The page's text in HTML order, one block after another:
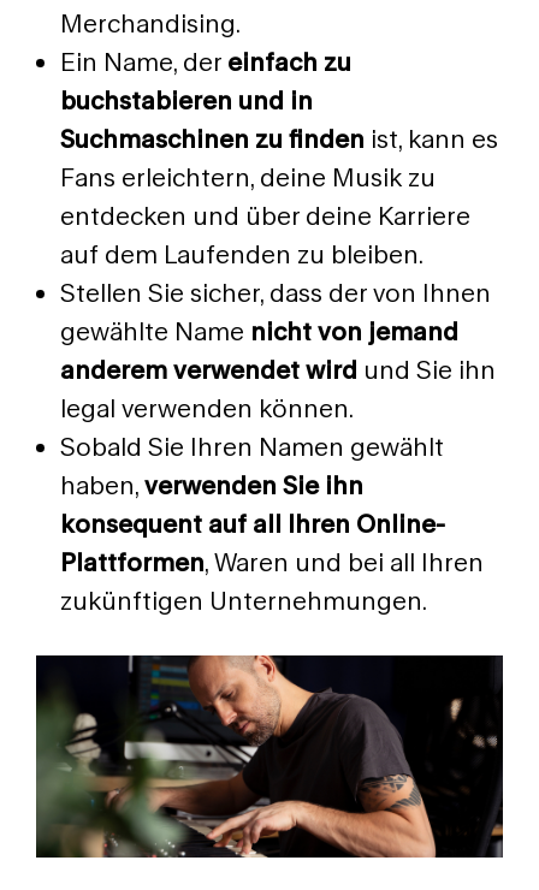
Merchandising.
Ein Name, der einfach zu
buchstabieren und in
Suchmaschinen zu finden ist, kann es
Fans erleichtern, deine Musik zu
entdecken und über deine Karriere
auf dem Laufenden zu bleiben.
Stellen Sie sicher, dass der von Ihnen
gewählte Name nicht von jemand
anderem verwendet wird und Sie ihn
legal verwenden können.
Sobald Sie Ihren Namen gewählt
haben, verwenden Sie ihn
konsequent auf all Ihren Online-
Plattformen, Waren und bei all Ihren
zukünftigen Unternehmungen.